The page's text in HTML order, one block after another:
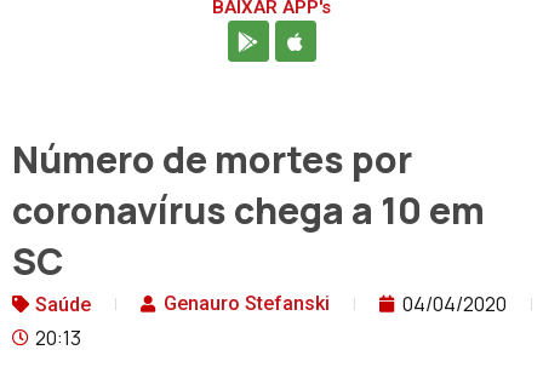
BAIXAR APP's
Número de mortes por
coronavírus chega a 10 em
SC
Saúde Genauro Stefanski
04/04/2020
20:13